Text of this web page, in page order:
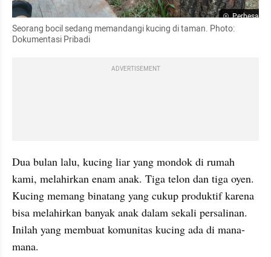
Perbesar
Seorang bocil sedang memandangi kucing di taman. Photo:
Dokumentasi Pribadi
ADVERTISEMENT
Dua bulan lalu, kucing liar yang mondok di rumah
kami, melahirkan enam anak. Tiga telon dan tiga oyen.
Kucing memang binatang yang cukup produktif karena
bisa melahirkan banyak anak dalam sekali persalinan.
Inilah yang membuat komunitas kucing ada di mana-
mana.